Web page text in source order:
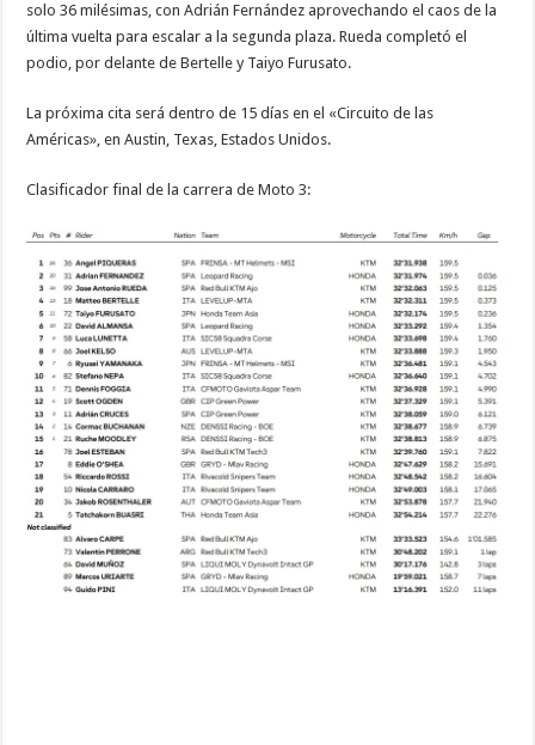
solo 36 milésimas, con Adrián Fernández aprovechando el caos de la
última vuelta para escalar a la segunda plaza. Rueda completó el
podio, por delante de Bertelle y Taiyo Furusato.
La próxima cita será dentro de 15 días en el «Circuito de las
Américas», en Austin, Texas, Estados Unidos.
Clasificador final de la carrera de Moto 3: